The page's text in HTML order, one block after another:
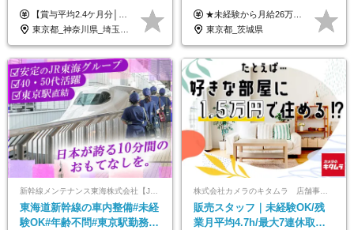
迎！◆出勤はお昼から◆平均
賞与2.4ヶ月分◆残業少なめ
【賞与平均2.4ケ月分│決算賞与も20年以上連続で支給中！】 ＜月収例＞ 月収29万円（地域限定正社員／残業代・各種手当含む） 月収26万円（契約社員／残業代・各種手当含む） ◆月給：月給258,400円～361,500円＋残業代＋各種手当 ※給与は前職での経験、スキルを考慮し、決定します ※残業代は全額支給します ※契約社員としてご入社いただく方は、賞与額に差異あり。詳細は面接でお話しします ※試用期間3ヶ月あり。条件に変更はありません ※契約社員の場合：契約期間12カ月（更新あり） ※60歳未満でご入社いただいた方も、60歳になったタイミングで雇用形態は契約社員に切り替えとなります。
東京都_神奈川県_埼玉県_千葉県_茨城県_栃木県_群馬県
賞与年2回/トイレ掃除・夜勤
無し/面接1回
★未経験から月給26万円スタート！ ★毎年1回（12月）の昇給＋賞与（年2回）で給与にしっかり反映！ 月給26万円＋賞与年2回＋交通費全額支給 ※リーダー・店長昇格後は基本給2万円UP＋役職手当支給 ※経験・スキルを考慮の上、決定します ※上記金額には固定残業代（21時間分・3万7300円以上）を含みます。超過分は別途全額支給します ※試用期間3ヶ月間あり（期間中の給与・待遇に差異はありません）
東京都_茨城県
新幹線メンテナンス東海株式会社【JR東海グループ】
東海道新幹線の車内整備#未経
験OK#年齢不問#東京駅勤務
株式会社カメラのキタムラ 店舗事業部【カメラのキタムラ】
販売スタッフ｜未経験OK/残
業月平均4.7h/最大7連休取得